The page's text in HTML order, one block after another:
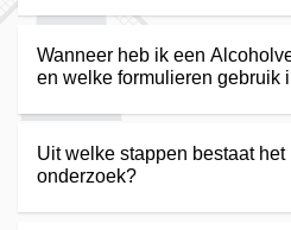
Wanneer heb ik een
en welke formulieren gebruik
Uit welke stappen bestaat het
onderzoek?